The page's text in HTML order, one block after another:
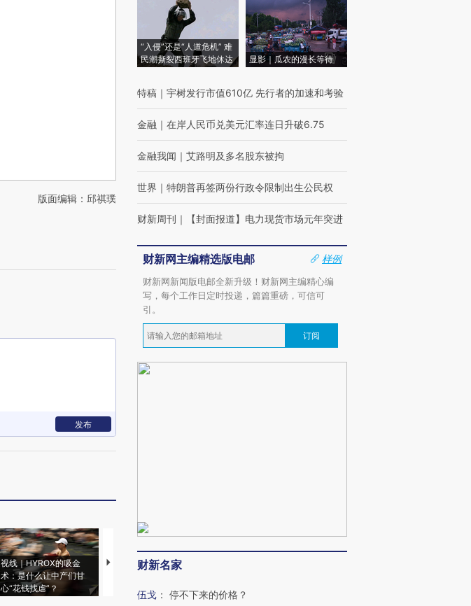
版面编辑：邱祺璞
发布
视线｜HYROX的吸金
术：是什么让中产们甘
心“花钱找虐”？
马航飞行员跨国走私7万
育部长拱下台
“入侵”还是“人道危机” 难
民潮撕裂西班牙飞地休达
显影｜瓜农的漫长等待
特稿 ｜ 宇树发行市值610亿 先行者的加速和考验
金融 ｜ 在岸人民币兑美元汇率连日升破6.75
金融我闻 ｜ 艾路明及多名股东被拘
世界 ｜ 特朗普再签两份行政令限制出生公民权
财新周刊 ｜ 【封面报道】电力现货市场元年突进
财新网主编精选版电邮
样例
财新网新闻版电邮全新升级！财新网主编精心编
写，每个工作日定时投递，篇篇重磅，可信可
引。
订阅
财新名家
伍戈 ： 停不下来的价格？